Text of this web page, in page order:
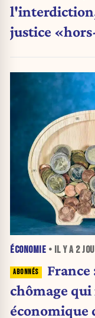
justice
ÉCONOMIE • IL Y A 2
France
chômage
économique